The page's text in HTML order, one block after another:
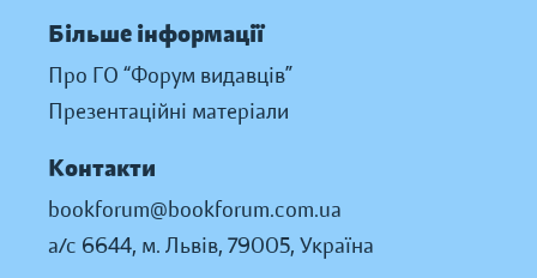
Більше інформації
Про ГО “Форум видавців”
Презентаційні матеріали
Контакти
bookforum@bookforum.com.ua
а/с 6644, м. Львів, 79005, Україна